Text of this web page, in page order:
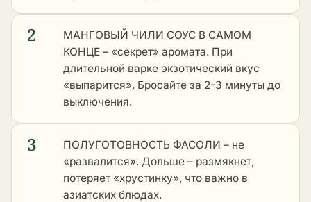
2
МАНГОВЫЙ ЧИЛИ СОУС В САМОМ
КОНЦЕ – «секрет» аромата. При
длительной варке экзотический вкус
«выпарится». Бросайте за 2-3 минуты до
выключения.
3
ПОЛУГОТОВНОСТЬ ФАСОЛИ – не
«развалится». Дольше – размякнет,
потеряет «хрустинку», что важно в
азиатских блюдах.